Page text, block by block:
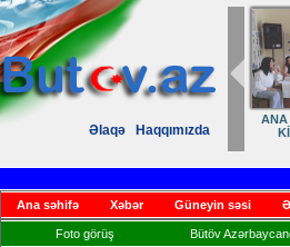
Əlaqə Haqqımızda
ANA
Ana səhifə Xəbər Güneyin səsi
Foto görüş Bütöv